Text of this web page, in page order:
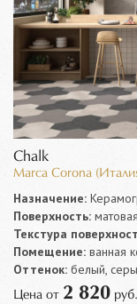
Chalk
Marca Corona
Назначение:
Поверхность: матовая
Текстура
Помещение: ванная
Оттенок: белый,
Цена от 2 820